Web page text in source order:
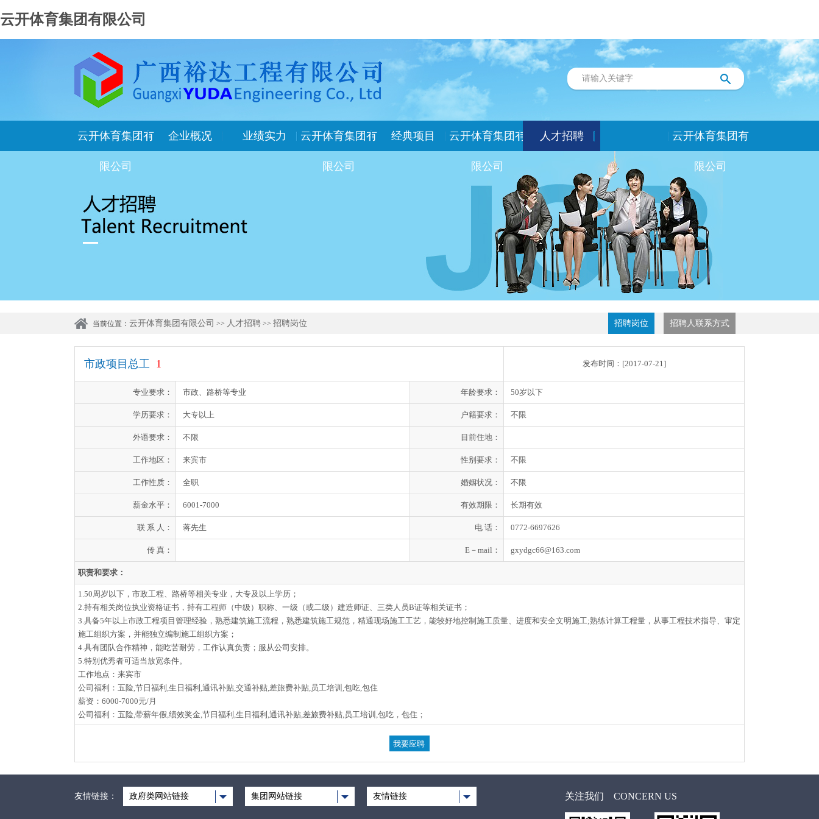
云开体育集团有限公司
云开体育集团有
限公司
企业概况 业绩实力 云开体育集团有
限公司
经典项目 云开体育集团有
限公司
人才招聘 云开体育集团有
限公司
当前位置： 云开体育集团有限公司 >> 人才招聘 >> 招聘岗位 招聘岗位 招聘人联系方式
市政项目总工 1 发布时间：[2017-07-21]
专业要求： 市政、路桥等专业 年龄要求： 50岁以下
学历要求： 大专以上 户籍要求： 不限
外语要求： 不限 目前住地：
工作地区： 来宾市 性别要求： 不限
工作性质： 全职 婚姻状况： 不限
薪金水平： 6001-7000 有效期限： 长期有效
联 系 人： 蒋先生 电 话： 0772-6697626
传 真： E－mail： gxydgc66@163.com
职责和要求：
1.50周岁以下，市政工程、路桥等相关专业，大专及以上学历；
2.持有相关岗位执业资格证书，持有工程师（中级）职称、一级（或二级）建造师证、三类人员B证等相关证书；
3.具备5年以上市政工程项目管理经验，熟悉建筑施工流程，熟悉建筑施工规范，精通现场施工工艺，能较好地控制施工质量、进度和安全文明施工;熟练计算工程量，从事工程技术指导、审定
施工组织方案，并能独立编制施工组织方案；
4.具有团队合作精神，能吃苦耐劳，工作认真负责；服从公司安排。
5.特别优秀者可适当放宽条件。
工作地点：来宾市
公司福利：五险,节日福利,生日福利,通讯补贴,交通补贴,差旅费补贴,员工培训,包吃,包住
薪资：6000-7000元/月
公司福利：五险,带薪年假,绩效奖金,节日福利,生日福利,通讯补贴,差旅费补贴,员工培训,包吃，包住；
友情链接： 政府类网站链接 集团网站链接 友情链接 关注我们 CONCERN US